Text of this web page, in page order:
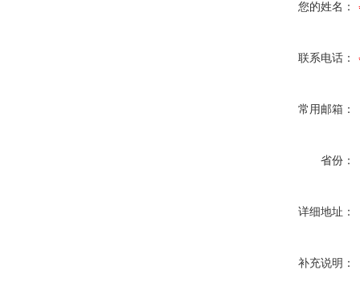
您的姓名：
联系电话：
常用邮箱：
省份：
详细地址：
补充说明：